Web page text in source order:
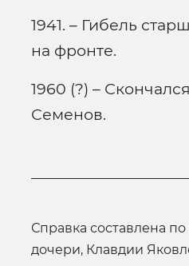
1941. – Гибель
на фронте.
1960 (?) –
Семенов.
Справка составлена по воспоминаниям
дочери, Клавдии